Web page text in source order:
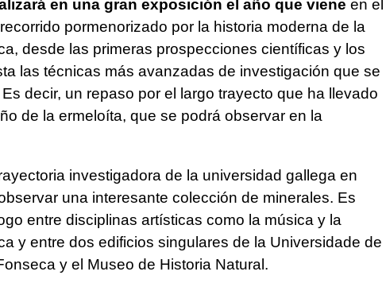
en una gran exposición el año que viene en el
pormenorizado por la historia moderna de la
desde las primeras prospecciones científicas y los
las técnicas más avanzadas de investigación que se
decir, un repaso por el largo trayecto que ha llevado
de la ermeloíta, que se podrá observar en la
investigadora de la universidad gallega en
una interesante colección de minerales. Es
entre disciplinas artísticas como la música y la
y entre dos edificios singulares de la Universidade de
y el Museo de Historia Natural.